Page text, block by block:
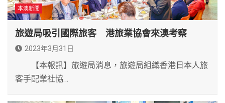
本澳新聞
旅遊局吸引國際旅客 港旅業協會來澳考察
2023年3月31日
【本報訊】旅遊局消息，旅遊局組織香港日本人旅
客手配業社協…